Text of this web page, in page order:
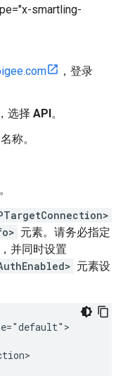
smartling-
，登录
选择 API。
称。
。
元素。请务必指定
并同时设置
元素设